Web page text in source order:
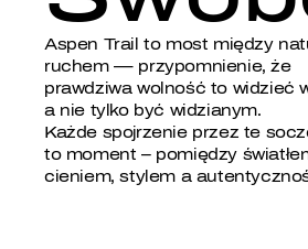
Aspen Trail to most między
ruchem — przypomnienie, że
prawdziwa wolność to widzieć
a nie tylko być widzianym.
Każde spojrzenie przez te
to moment – pomiędzy
cieniem, stylem a